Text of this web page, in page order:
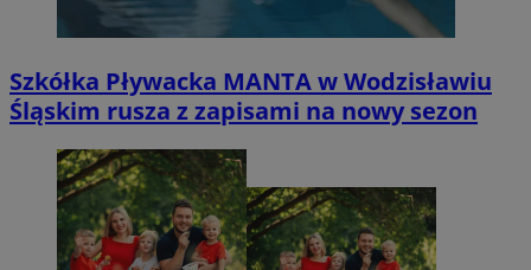
Szkółka Pływacka MANTA w Wodzisławiu
Śląskim rusza z zapisami na nowy sezon